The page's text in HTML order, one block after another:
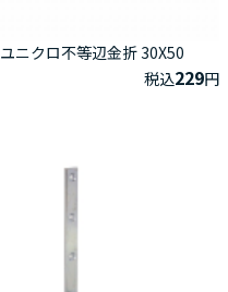
ユニクロ不等辺金折 30X50
税込229円